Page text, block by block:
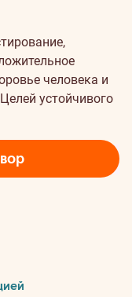
человека и
устойчивого